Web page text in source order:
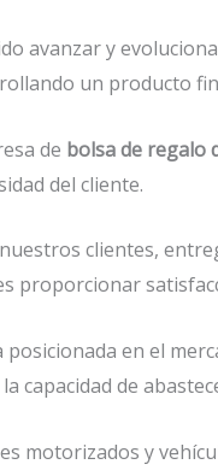
avanzar y
un producto
de bolsa de regalo
del cliente.
clientes,
proporcionar
en el
capacidad de
motorizados y